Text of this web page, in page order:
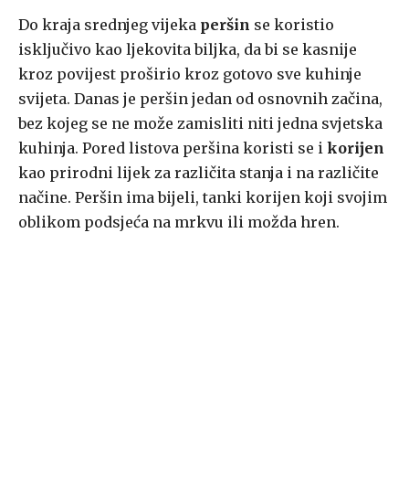
Do kraja srednjeg vijeka peršin se koristio
isključivo kao ljekovita biljka, da bi se kasnije
kroz povijest proširio kroz gotovo sve kuhinje
svijeta. Danas je peršin jedan od osnovnih začina,
bez kojeg se ne može zamisliti niti jedna svjetska
kuhinja. Pored listova peršina koristi se i korijen
kao prirodni lijek za različita stanja i na različite
načine. Peršin ima bijeli, tanki korijen koji svojim
oblikom podsjeća na mrkvu ili možda hren.